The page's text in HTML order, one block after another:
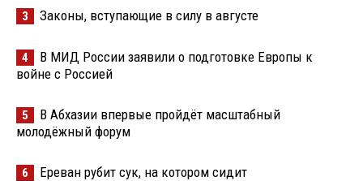
3 Законы, вступающие в силу в августе
4
В МИД России заявили о подготовке Европы к
войне с Россией
5
В Абхазии впервые пройдёт масштабный
молодёжный форум
6 Ереван рубит сук, на котором сидит